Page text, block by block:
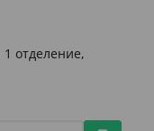
отделение,